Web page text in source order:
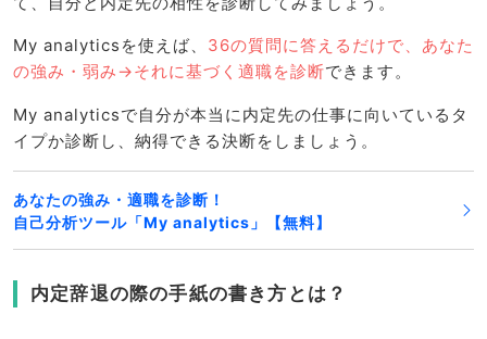
My analyticsを使えば、 36の質問に答えるだけで、あなた
の強み・弱み→それに基づく適職を診断できます。
My analyticsで自分が本当に内定先の仕事に向いているタ
イプか診断し、納得できる決断をしましょう。
あなたの強み・適職を診断！
自己分析ツール「My analytics」【無料】
内定辞退の際の手紙の書き方とは？